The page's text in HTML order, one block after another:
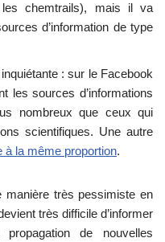
chemtrails), mais il va
d’information de type
: sur le Facebook
les sources d’informations
nombreux que ceux qui
scientifiques. Une autre
à la même proportion.
manière très pessimiste en
très difficile d’informer
de nouvelles